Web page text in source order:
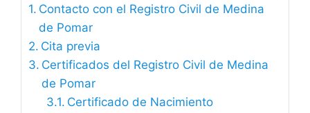
Contacto con el Registro Civil de Medina
de Pomar
Cita previa
Certificados del Registro Civil de Medina
de Pomar
Certificado de Nacimiento